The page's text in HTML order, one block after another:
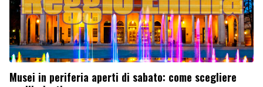
Musei in periferia aperti di sabato: come scegliere